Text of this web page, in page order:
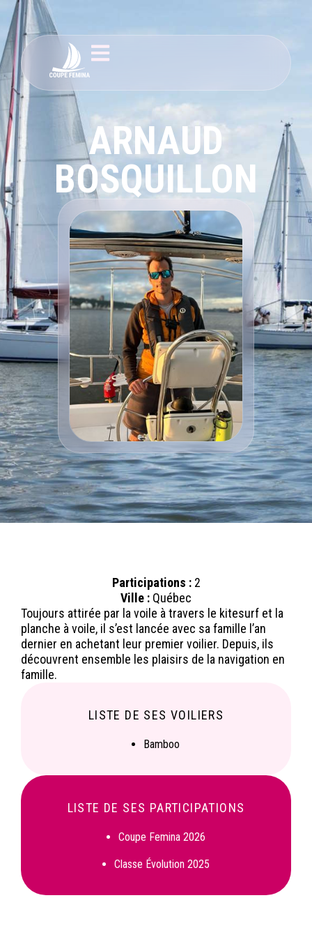
ARNAUD
BOSQUILLON
Participations : 2
Ville : Québec
Toujours attirée par la voile à travers le kitesurf et la
planche à voile, il s’est lancée avec sa famille l’an
dernier en achetant leur premier voilier. Depuis, ils
découvrent ensemble les plaisirs de la navigation en
famille.
LISTE DE SES VOILIERS
Bamboo
LISTE DE SES PARTICIPATIONS
Coupe Femina 2026
Classe Évolution 2025